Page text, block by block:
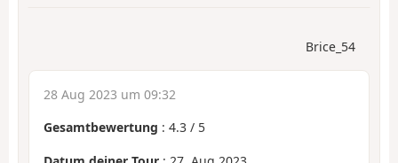
Brice_54
28 Aug 2023 um 09:32
Gesamtbewertung : 4.3 / 5